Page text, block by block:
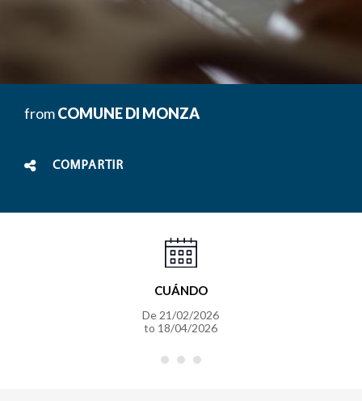
fromCOMUNE DI MONZA
COMPARTIR
CUÁNDO
De 21/02/2026
to 18/04/2026